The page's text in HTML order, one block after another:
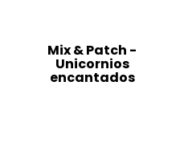
Mix & Patch -
Unicornios
encantados